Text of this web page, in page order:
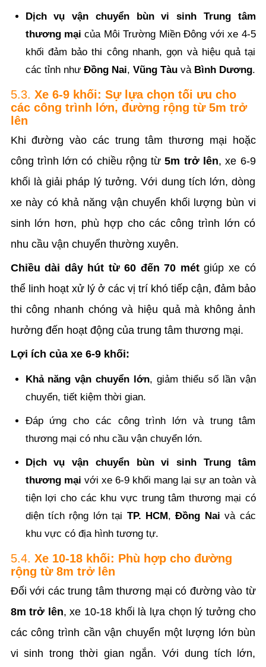
Dịch vụ vận chuyển bùn vi sinh Trung tâm
thương mại của Môi Trường Miền Đông với xe 4-5
khối đảm bảo thi công nhanh, gọn và hiệu quả tại
các tỉnh như Đồng Nai, Vũng Tàuvà Bình Dương.
5.3. Xe 6-9 khối: Sự lựa chọn tối ưu cho
các công trình lớn, đường rộng từ 5m trở
lên
Khi đường vào các trung tâm thương mại hoặc
công trình lớn có chiều rộng từ5m trở lên, xe 6-9
khối là giải pháp lý tưởng. Với dung tích lớn, dòng
xe này có khả năng vận chuyển khối lượng bùn vi
sinh lớn hơn, phù hợp cho các công trình lớn có
nhu cầu vận chuyển thường xuyên.
Chiều dài dây hút từ 60 đến 70 métgiúp xe có
thể linh hoạt xử lý ở các vị trí khó tiếp cận, đảm bảo
thi công nhanh chóng và hiệu quả mà không ảnh
hưởng đến hoạt động của trung tâm thương mại.
Lợi ích của xe 6-9 khối:
Khả năng vận chuyển lớn, giảm thiểu số lần vận
chuyển, tiết kiệm thời gian.
Đáp ứng cho các công trình lớn và trung tâm
thương mại có nhu cầu vận chuyển lớn.
Dịch vụ vận chuyển bùn vi sinh Trung tâm
thương mại với xe 6-9 khối mang lại sự an toàn và
tiện lợi cho các khu vực trung tâm thương mại có
diện tích rộng lớn tại TP. HCM,Đồng Nai và các
khu vực có địa hình tương tự.
5.4. Xe 10-18 khối: Phù hợp cho đường
rộng từ 8m trở lên
Đối với các trung tâm thương mại có đường vào từ
8m trở lên, xe 10-18 khối là lựa chọn lý tưởng cho
các công trình cần vận chuyển một lượng lớn bùn
vi sinh trong thời gian ngắn. Với dung tích lớn,